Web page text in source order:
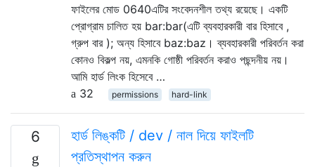
ফাইলের মোড 0640এটির সংবেদনশীল তথ্য রয়েছে। একটি
প্রোগ্রাম চালিত হয় bar:bar(এটি ব্যবহারকারী বার হিসাবে ,
গ্রুপ বার ); অন্য হিসাবে baz:baz। ব্যবহারকারী পরিবর্তন করা
কোনও বিকল্প নয়, এমনকি গোষ্ঠী পরিবর্তন করাও পছন্দনীয় নয়।
আমি হার্ড লিংক হিসেবে …
32
permissions hard-link
6
হার্ড লিঙ্কটি / dev / নাল দিয়ে ফাইলটি
প্রতিস্থাপন করুন